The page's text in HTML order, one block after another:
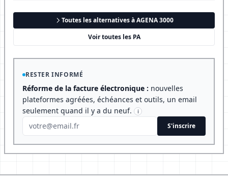
Toutes les alternatives à AGENA 3000
Voir toutes les PA
RESTER INFORMÉ
Réforme de la facture électronique : nouvelles
plateformes agréées, échéances et outils, un email
seulement quand il y a du neuf.
i
S'inscrire